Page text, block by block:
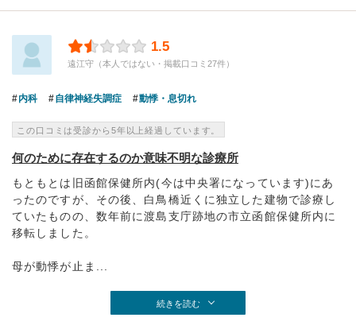
1.5
遠江守（本人ではない・掲載口コミ27件）
内科 自律神経失調症 動悸・息切れ
この口コミは受診から5年以上経過しています。
何のために存在するのか意味不明な診療所
もともとは旧函館保健所内(今は中央署になっています)にあ
ったのですが、その後、白鳥橋近くに独立した建物で診療し
ていたものの、数年前に渡島支庁跡地の市立函館保健所内に
移転しました。
母が動悸が止ま...
続きを読む